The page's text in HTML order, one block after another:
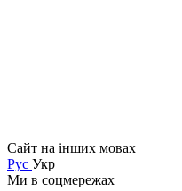
Сайт на інших мовах
Рус Укр
Ми в соцмережах